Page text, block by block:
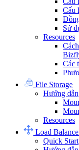
Cấu
Sử
Resources
Các
File Storage
Hướng dẫn
Resources
Load
Quick Start